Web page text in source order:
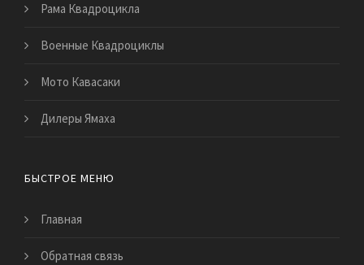
Рама Квадроцикла
Военные Квадроциклы
Мото Кавасаки
Дилеры Ямаха
БЫСТРОЕ МЕНЮ
Главная
Обратная связь